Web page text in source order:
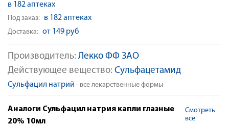
Производитель: Лекко ФФ ЗАО
Действующее вещество: Сульфацетамид
Сульфацил натрий - все лекарственные формы
в 182 аптеках
Под заказ: в 182 аптеках
Доставка: от 149 руб
Аналоги Сульфацил натрия капли глазные
20% 10мл
Смотреть
все